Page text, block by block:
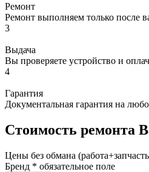
Ремонт
Ремонт выполняем только после
3
Выдача
Вы проверяете устройство и
4
Гарантия
Документальная гарантия на
Стоимость ремонта
Цены без обмана
Бренд * обязательное поле